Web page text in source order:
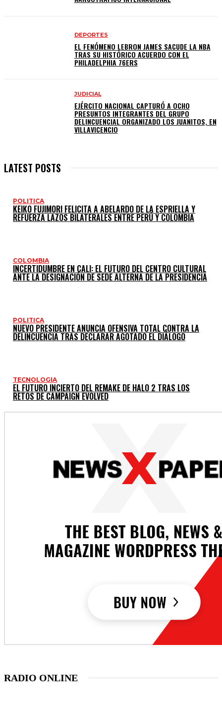
DEPORTES
EL FENÓMENO LEBRON JAMES SACUDE LA NBA
TRAS SU HISTÓRICO ACUERDO CON EL
PHILADELPHIA 76ERS
JUDICIAL
EJÉRCITO NACIONAL CAPTURÓ A OCHO
PRESUNTOS INTEGRANTES DEL GRUPO
DELINCUENCIAL ORGANIZADO LOS JUANITOS, EN
VILLAVICENCIO
LATEST POSTS
POLITICA
KEIKO FUJIMORI FELICITA A ABELARDO DE LA ESPRIELLA Y
REFUERZA LAZOS BILATERALES ENTRE PERÚ Y COLOMBIA
COLOMBIA
INCERTIDUMBRE EN CALI: EL FUTURO DEL CENTRO CULTURAL
ANTE LA DESIGNACIÓN DE SEDE ALTERNA DE LA PRESIDENCIA
POLITICA
NUEVO PRESIDENTE ANUNCIA OFENSIVA TOTAL CONTRA LA
DELINCUENCIA TRAS DECLARAR AGOTADO EL DIÁLOGO
TECNOLOGIA
EL FUTURO INCIERTO DEL REMAKE DE HALO 2 TRAS LOS
RETOS DE CAMPAIGN EVOLVED
RADIO ONLINE